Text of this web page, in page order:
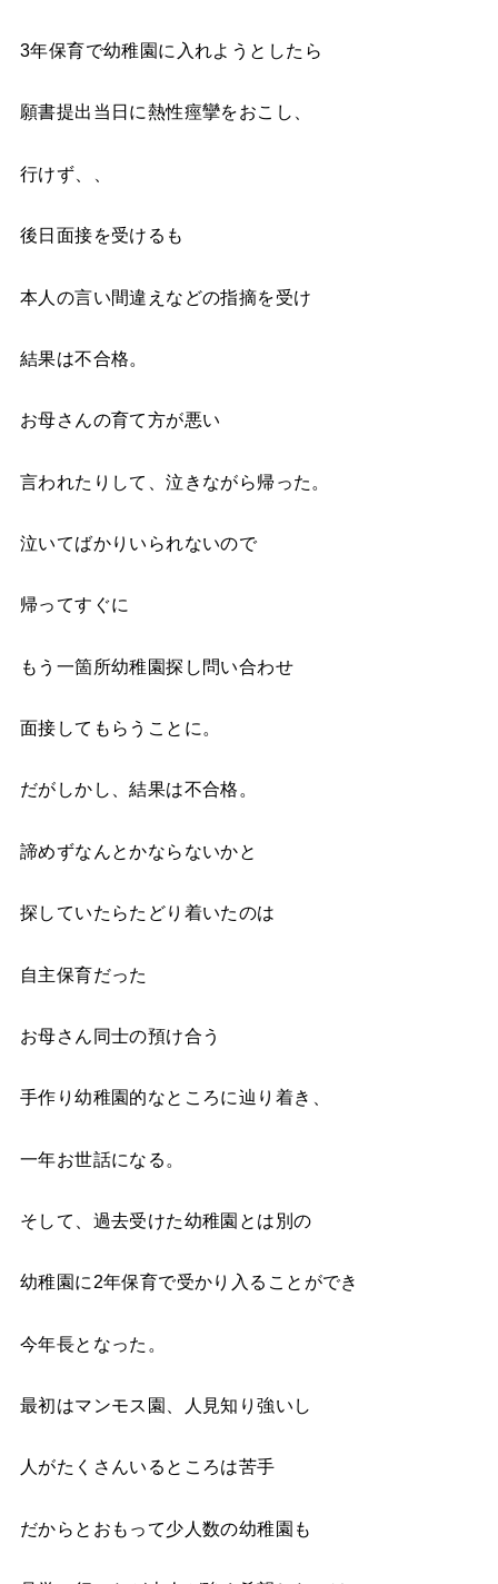
3年保育で幼稚園に入れようとしたら
願書提出当日に熱性痙攣をおこし、
行けず、、
後日面接を受けるも
本人の言い間違えなどの指摘を受け
結果は不合格。
お母さんの育て方が悪い
言われたりして、泣きながら帰った。
泣いてばかりいられないので
帰ってすぐに
もう一箇所幼稚園探し問い合わせ
面接してもらうことに。
だがしかし、結果は不合格。
諦めずなんとかならないかと
探していたらたどり着いたのは
自主保育だった
お母さん同士の預け合う
手作り幼稚園的なところに辿り着き、
一年お世話になる。
そして、過去受けた幼稚園とは別の
幼稚園に 2年保育で受かり入ることができ
今年長となった。
最初はマンモス園、人見知り強いし
人がたくさんいるところは苦手
だからとおもって少人数の幼稚園も